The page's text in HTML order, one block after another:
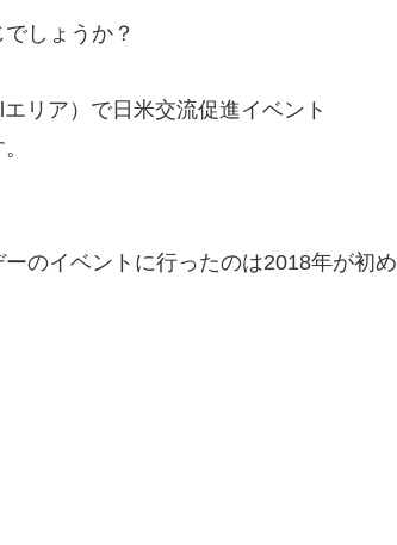
しょうか？
リア）で日米交流促進イベント
のイベントに行ったのは2018年が初め